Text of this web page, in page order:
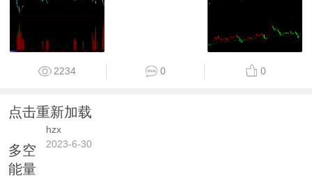
2234 0 0
点击重新加载
hzx
2023-6-30
多空
能量